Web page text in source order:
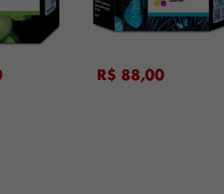
R$ 88,00